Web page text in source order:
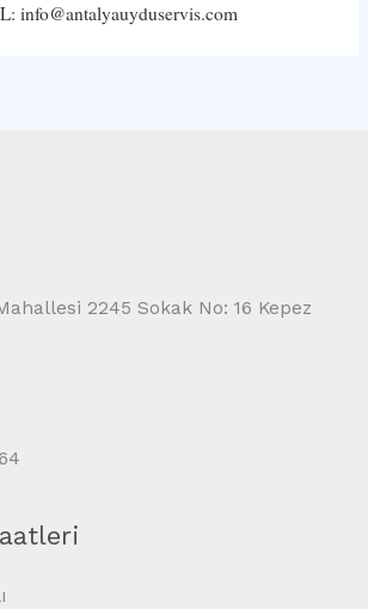
info@antalyauyduservis.com
2245 Sokak No: 16 Kepez